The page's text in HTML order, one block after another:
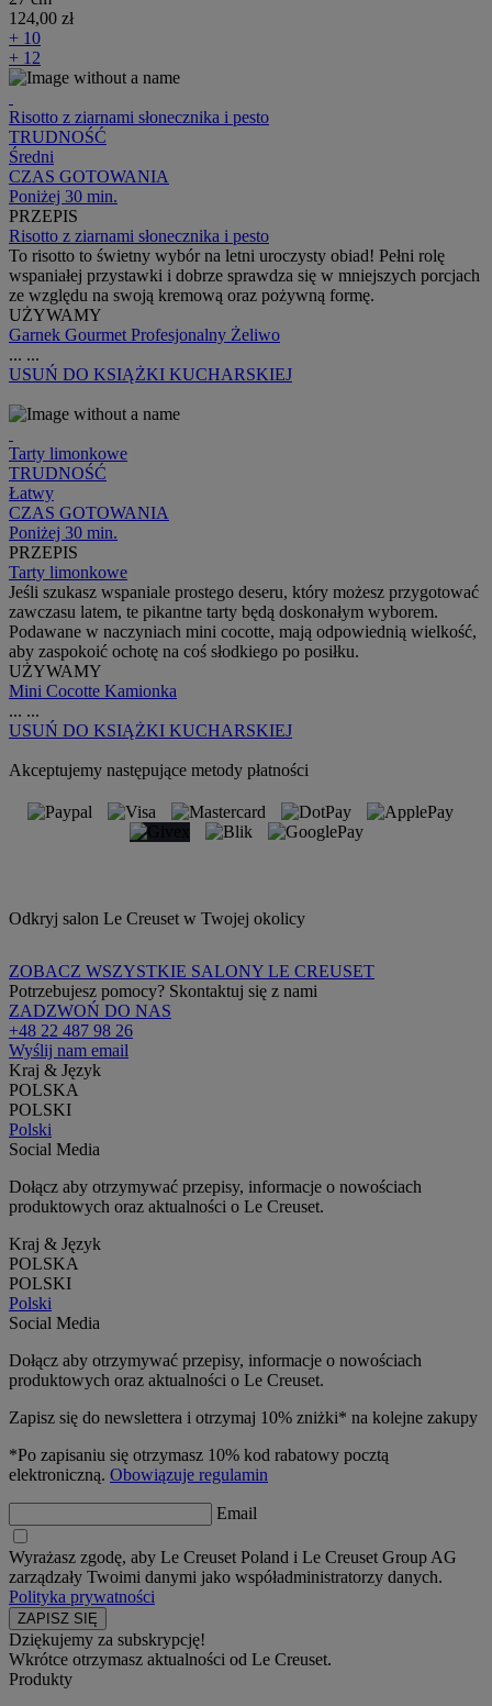
124,00 zł
+ 10
+ 12
Risotto z ziarnami słonecznika i pesto
TRUDNOŚĆ
Średni
CZAS GOTOWANIA
Poniżej 30 min.
PRZEPIS
Risotto z ziarnami słonecznika i pesto
To risotto to świetny wybór na letni uroczysty obiad! Pełni rolę
wspaniałej przystawki i dobrze sprawdza się w mniejszych porcjach
ze względu na swoją kremową oraz pożywną formę.
UŻYWAMY
Garnek Gourmet Profesjonalny Żeliwo
... ...
USUŃ DO KSIĄŻKI KUCHARSKIEJ
Tarty limonkowe
TRUDNOŚĆ
Łatwy
CZAS GOTOWANIA
Poniżej 30 min.
PRZEPIS
Tarty limonkowe
Jeśli szukasz wspaniale prostego deseru, który możesz przygotować
zawczasu latem, te pikantne tarty będą doskonałym wyborem.
Podawane w naczyniach mini cocotte, mają odpowiednią wielkość,
aby zaspokoić ochotę na coś słodkiego po posiłku.
UŻYWAMY
Mini Cocotte Kamionka
... ...
USUŃ DO KSIĄŻKI KUCHARSKIEJ
Akceptujemy następujące metody płatności
Odkryj salon Le Creuset w Twojej okolicy
ZOBACZ WSZYSTKIE SALONY LE CREUSET
Potrzebujesz pomocy? Skontaktuj się z nami
ZADZWOŃ DO NAS
+48 22 487 98 26
Wyślij nam email
Kraj & Język
POLSKA
POLSKI
Polski
Social Media
Dołącz aby otrzymywać przepisy, informacje o nowościach
produktowych oraz aktualności o Le Creuset.
Kraj & Język
POLSKA
POLSKI
Polski
Social Media
Dołącz aby otrzymywać przepisy, informacje o nowościach
produktowych oraz aktualności o Le Creuset.
Zapisz się do newslettera i otrzymaj 10% zniżki* na kolejne zakupy
*Po zapisaniu się otrzymasz 10% kod rabatowy pocztą
elektroniczną. Obowiązuje regulamin
Email
Wyrażasz zgodę, aby Le Creuset Poland i Le Creuset Group AG
zarządzały Twoimi danymi jako współadministratorzy danych.
Polityka prywatności
Dziękujemy za subskrypcję!
Wkrótce otrzymasz aktualności od Le Creuset.
Produkty